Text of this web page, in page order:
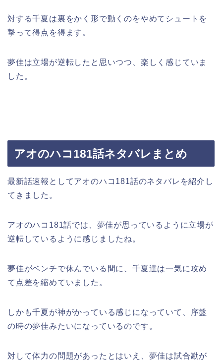
対する千夏は裏をかく形で動くのをやめてシュートを
撃って得点を得ます。
夢佳は立場が逆転したと思いつつ、楽しく感じていま
した。
アオのハコ181話ネタバレまとめ
最新話速報としてアオのハコ181話のネタバレを紹介し
てきました。
アオのハコ181話では、夢佳が思っているように立場が
逆転しているように感じましたね。
夢佳がベンチで休んでいる間に、千夏達は一気に攻め
て点差を縮めていました。
しかも千夏が神がかっている感じになっていて、序盤
の時の夢佳みたいになっているのです。
対して体力の問題があったとはいえ、夢佳は試合勘が